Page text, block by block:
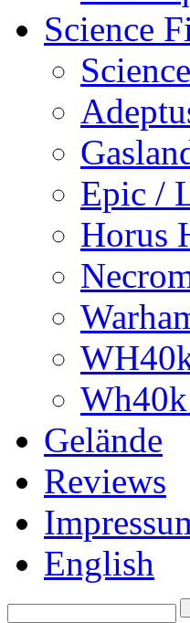
Science
Epic /
Horus
Gelände
Reviews
English